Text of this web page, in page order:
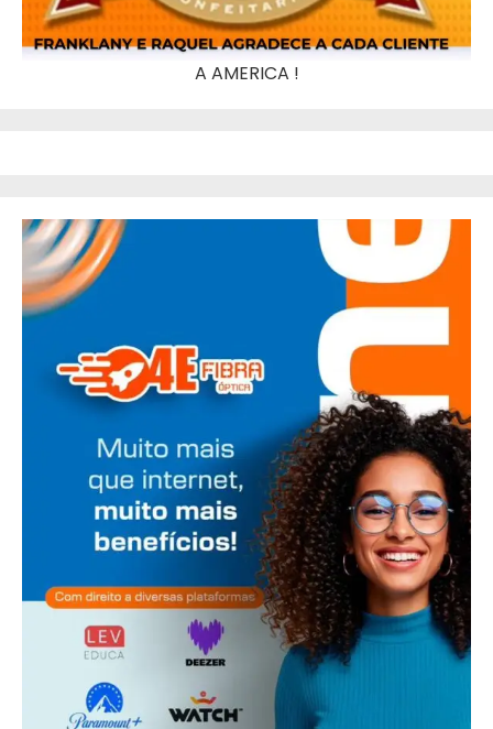
A AMERICA !